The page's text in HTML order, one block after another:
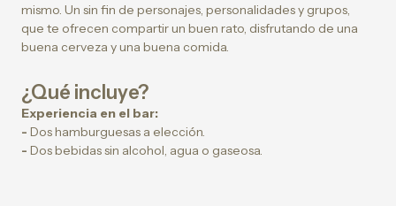
mismo. Un sin fin de personajes, personalidades y grupos,
que te ofrecen compartir un buen rato, disfrutando de una
buena cerveza y una buena comida.
¿Qué incluye?
Experiencia en el bar:
- Dos hamburguesas a elección.
- Dos bebidas sin alcohol, agua o gaseosa.